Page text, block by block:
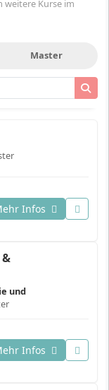
weitere Kurse im
Master
Infos
und
Infos